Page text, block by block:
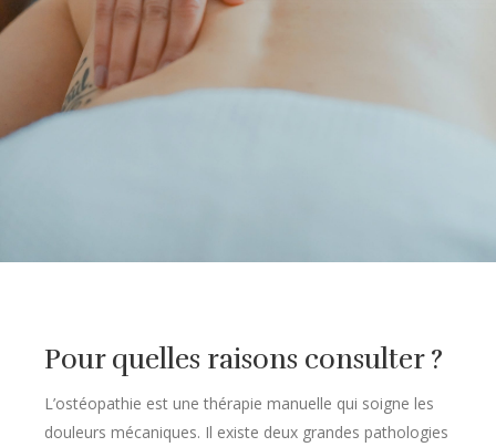
Pour quelles raisons consulter ?
L’ostéopathie est une thérapie manuelle qui soigne les
douleurs mécaniques. Il existe deux grandes pathologies